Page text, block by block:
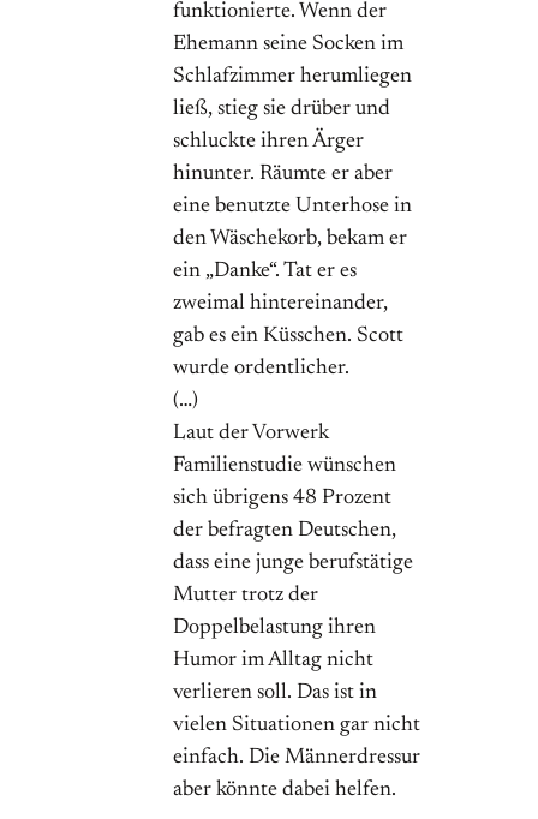
funktionierte. Wenn der
Ehemann seine Socken im
Schlafzimmer herumliegen
ließ, stieg sie drüber und
schluckte ihren Ärger
hinunter. Räumte er aber
eine benutzte Unterhose in
den Wäschekorb, bekam er
ein „Danke“. Tat er es
zweimal hintereinander,
gab es ein Küsschen. Scott
wurde ordentlicher.
(…)
Laut der Vorwerk
Familienstudie wünschen
sich übrigens 48 Prozent
der befragten Deutschen,
dass eine junge berufstätige
Mutter trotz der
Doppelbelastung ihren
Humor im Alltag nicht
verlieren soll. Das ist in
vielen Situationen gar nicht
einfach. Die Männerdressur
aber könnte dabei helfen.